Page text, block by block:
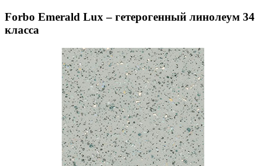
Forbo Emerald Lux – гетерогенный линолеум 34
класса